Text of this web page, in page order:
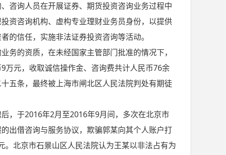
咨询人员在开展证券、期货投资咨询业务过程中
资咨询机构、虚构专业理财业务员身份，以提供
的信任，实施非法证券投资咨询等活动。
务的资质，在未经国家主管部门批准的情况下，
万元，收取诚信操作金、咨询费共计人民币76余
五条，最终被上海市闸北区人民法院判处有期徒
，于2016年2月至2016年9月间，多次在北京市
出借咨询与服务协议，欺骗郭某向其个人账户打
北京市石景山区人民法院认为王某以非法占有为